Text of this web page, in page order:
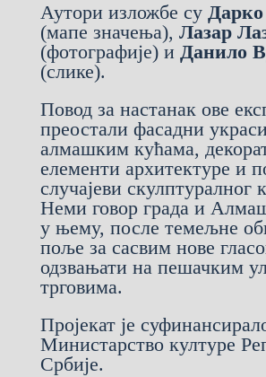
Аутори изложбе су
(мапе значења), Лазар
(фотографије) и Данило
(слике).
Повод за настанак ове
преостали фасадни
алмашким кућама,
елементи архитектуре и
случајеви скулптуралног
Неми говор града и
у њему, после темељне
поље за сасвим нове
одзвањати на пешачким
трговима.
Пројекат је
Министарство културе
Србије.